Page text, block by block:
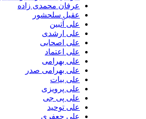
عرفان محمدی زاده
عقیل سلحشور
علی آتبین
علی ارشدی
علی اصحابی
علی اعتماد
علی بهرامی
علی بهرامی صدر
علی بیات
علی پرویزی
علی پی جی
علی توحید
علی جعفری